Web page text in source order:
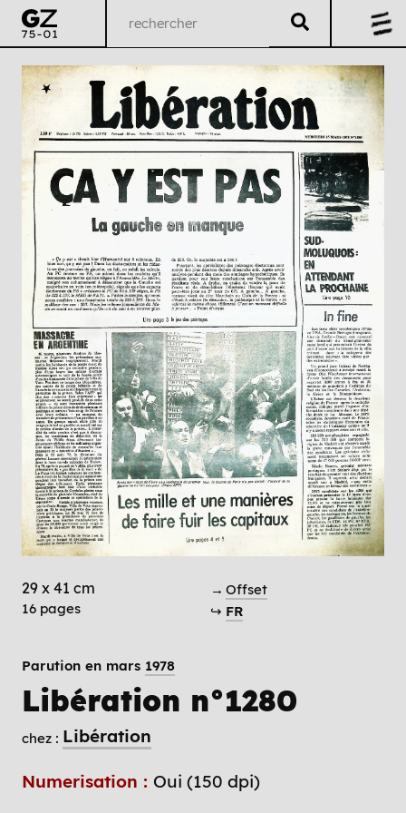
29 x 41 cm
16 pages
→ Offset
↪ FR
Parution en mars 1978
Libération n°1280
chez : Libération
Numerisation : Oui (150 dpi)